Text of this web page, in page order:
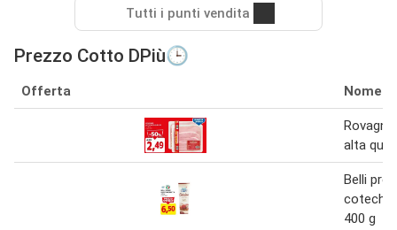
Tutti i punti vendita
Prezzo Cotto DPiù🕒
Offerta Nome
alta
Belli
400 g